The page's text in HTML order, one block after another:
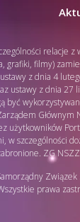
relacje z
grafiki, filmy)
z dnia 4
ustawy z dnia 27
być
Głównym
użytkowników
w szczególności
ZG
prawa